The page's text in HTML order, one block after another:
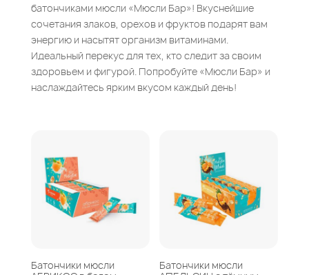
батончиками мюсли «Мюсли Бар»! Вкуснейшие
сочетания злаков, орехов и фруктов подарят вам
энергию и насытят организм витаминами.
Идеальный перекус для тех, кто следит за своим
здоровьем и фигурой. Попробуйте «Мюсли Бар» и
наслаждайтесь ярким вкусом каждый день!
Батончики мюсли
Батончики мюсли